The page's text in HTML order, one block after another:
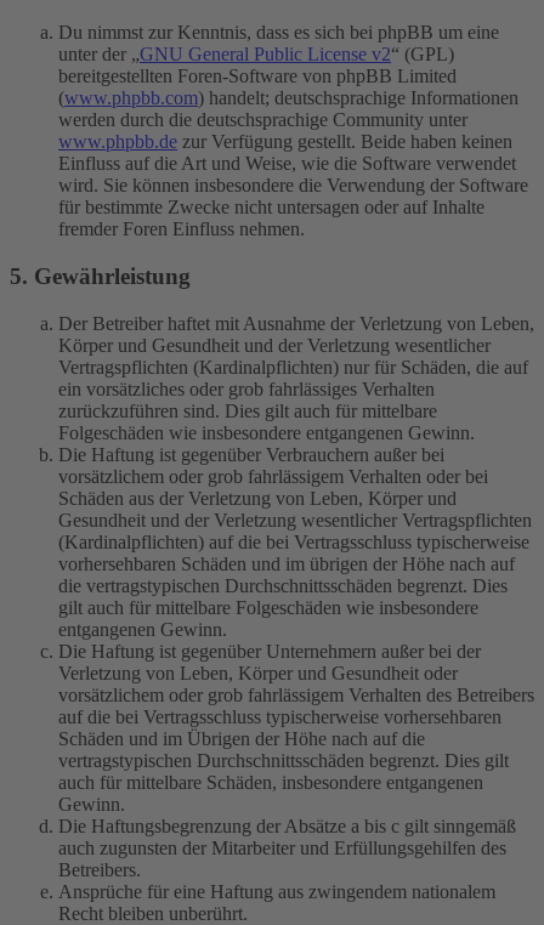
Du nimmst zur Kenntnis, dass es sich bei phpBB um eine
unter der „GNU General Public License v2“ (GPL)
bereitgestellten Foren-Software von phpBB Limited
(www.phpbb.com) handelt; deutschsprachige Informationen
werden durch die deutschsprachige Community unter
www.phpbb.de zur Verfügung gestellt. Beide haben keinen
Einfluss auf die Art und Weise, wie die Software verwendet
wird. Sie können insbesondere die Verwendung der Software
für bestimmte Zwecke nicht untersagen oder auf Inhalte
fremder Foren Einfluss nehmen.
5. Gewährleistung
Der Betreiber haftet mit Ausnahme der Verletzung von Leben,
Körper und Gesundheit und der Verletzung wesentlicher
Vertragspflichten (Kardinalpflichten) nur für Schäden, die auf
ein vorsätzliches oder grob fahrlässiges Verhalten
zurückzuführen sind. Dies gilt auch für mittelbare
Folgeschäden wie insbesondere entgangenen Gewinn.
Die Haftung ist gegenüber Verbrauchern außer bei
vorsätzlichem oder grob fahrlässigem Verhalten oder bei
Schäden aus der Verletzung von Leben, Körper und
Gesundheit und der Verletzung wesentlicher Vertragspflichten
(Kardinalpflichten) auf die bei Vertragsschluss typischerweise
vorhersehbaren Schäden und im übrigen der Höhe nach auf
die vertragstypischen Durchschnittsschäden begrenzt. Dies
gilt auch für mittelbare Folgeschäden wie insbesondere
entgangenen Gewinn.
Die Haftung ist gegenüber Unternehmern außer bei der
Verletzung von Leben, Körper und Gesundheit oder
vorsätzlichem oder grob fahrlässigem Verhalten des Betreibers
auf die bei Vertragsschluss typischerweise vorhersehbaren
Schäden und im Übrigen der Höhe nach auf die
vertragstypischen Durchschnittsschäden begrenzt. Dies gilt
auch für mittelbare Schäden, insbesondere entgangenen
Gewinn.
Die Haftungsbegrenzung der Absätze a bis c gilt sinngemäß
auch zugunsten der Mitarbeiter und Erfüllungsgehilfen des
Betreibers.
Ansprüche für eine Haftung aus zwingendem nationalem
Recht bleiben unberührt.